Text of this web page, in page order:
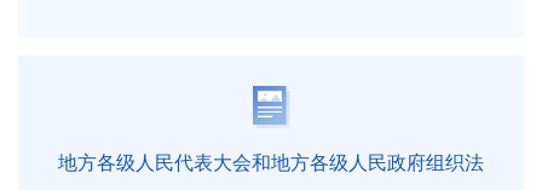
地方各级人民代表大会和地方各级人民政府组织法